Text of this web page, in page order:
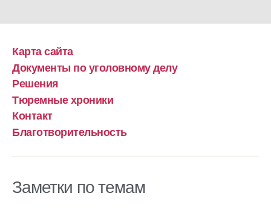
Карта сайта
Документы по уголовному делу
Решения
Тюремные хроники
Контакт
Благотворительность
Заметки по темам